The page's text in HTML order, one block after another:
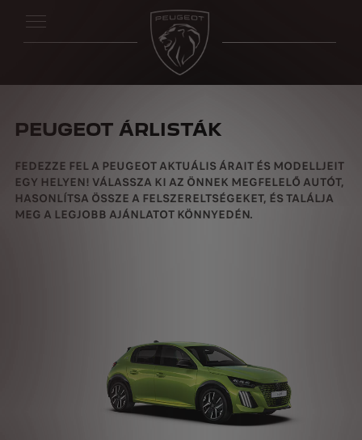
PEUGEOT ÁRLISTÁK
FEDEZZE FEL A PEUGEOT AKTUÁLIS ÁRAIT ÉS MODELLJEIT
EGY HELYEN! VÁLASSZA KI AZ ÖNNEK MEGFELELŐ AUTÓT,
HASONLÍTSA ÖSSZE A FELSZERELTSÉGEKET, ÉS TALÁLJA
MEG A LEGJOBB AJÁNLATOT KÖNNYEDÉN.